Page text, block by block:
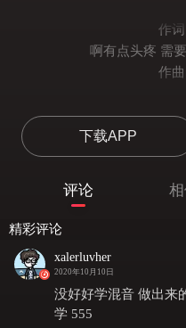
作
啊有点头疼 需
作
下载APP
评论
精彩评论
xalerluvher
2020年10月10日
没好好学混音 做出来
学 555